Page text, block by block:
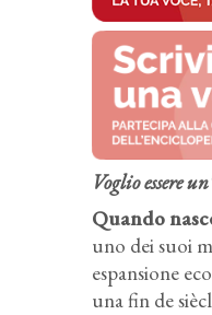
Voglio essere
Quando
uno dei suoi
espansione
una fin de